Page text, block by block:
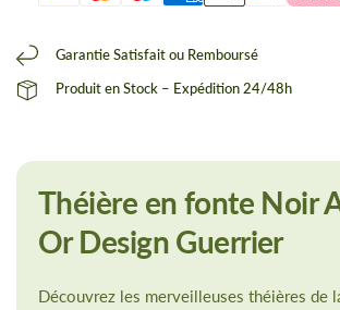
Garantie Satisfait ou Remboursé
Produit en Stock – Expédition 24/48h
Théière en fonte Noir
Or Design Guerrier
Découvrez les merveilleuses théières de